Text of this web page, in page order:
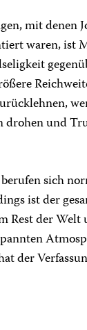
mit denen
waren, ist
und
sich
ist der
Rest der
der